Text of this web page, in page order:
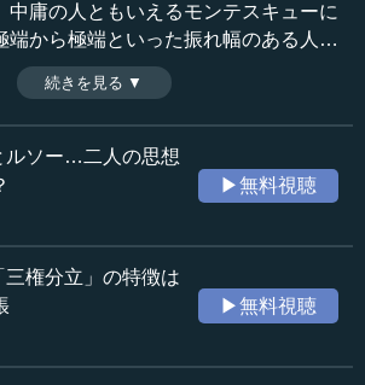
中庸の人ともいえるモンテスキューに
端から極端といった振れ幅のある人
、女性には人気があったという。ま
代ローマを研究しながら方向性が大き
人の興味深い違いに注目しよう。講義
回目。（全11話中第8話）
上達史（テンミニッツTV編集長）
17日
7日
・中東史
続きを見る ▼
ルソー…二人の思想
▶無料視聴
権分立」の特徴は
▶無料視聴